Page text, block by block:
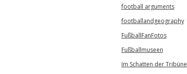
football arguments
footballandgeography
FußballFanFotos
Fußballmuseen
Im Schatten der Tribüne